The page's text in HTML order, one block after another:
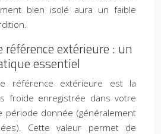
bien isolé aura un faible
référence extérieure : un
essentiel
référence extérieure est la
froide enregistrée dans votre
période donnée (généralement
Cette valeur permet de